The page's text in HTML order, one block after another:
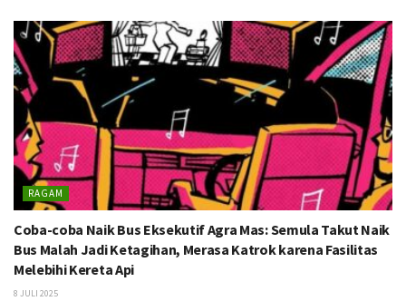
RAGAM
Coba-coba Naik Bus Eksekutif Agra Mas: Semula Takut Naik
Bus Malah Jadi Ketagihan, Merasa Katrok karena Fasilitas
Melebihi Kereta Api
8 JULI 2025